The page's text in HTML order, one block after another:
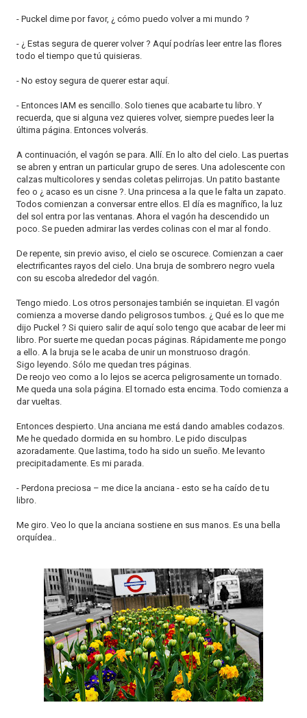
- Puckel dime por favor, ¿ cómo puedo volver a mi mundo ?
- ¿ Estas segura de querer volver ? Aquí podrías leer entre las flores
todo el tiempo que tú quisieras.
- No estoy segura de querer estar aquí.
- Entonces IAM es sencillo. Solo tienes que acabarte tu libro. Y
recuerda, que si alguna vez quieres volver, siempre puedes leer la
última página. Entonces volverás.
A continuación, el vagón se para. Allí. En lo alto del cielo. Las puertas
se abren y entran un particular grupo de seres. Una adolescente con
calzas multicolores y sendas coletas pelirrojas. Un patito bastante
feo o ¿ acaso es un cisne ?. Una princesa a la que le falta un zapato.
Todos comienzan a conversar entre ellos. El día es magnífico, la luz
del sol entra por las ventanas. Ahora el vagón ha descendido un
poco. Se pueden admirar las verdes colinas con el mar al fondo.
De repente, sin previo aviso, el cielo se oscurece. Comienzan a caer
electrificantes rayos del cielo. Una bruja de sombrero negro vuela
con su escoba alrededor del vagón.
Tengo miedo. Los otros personajes también se inquietan. El vagón
comienza a moverse dando peligrosos tumbos. ¿ Qué es lo que me
dijo Puckel ? Si quiero salir de aquí solo tengo que acabar de leer mi
libro. Por suerte me quedan pocas páginas. Rápidamente me pongo
a ello. A la bruja se le acaba de unir un monstruoso dragón.
Sigo leyendo. Sólo me quedan tres páginas.
De reojo veo como a lo lejos se acerca peligrosamente un tornado.
Me queda una sola página. El tornado esta encima. Todo comienza a
dar vueltas.
Entonces despierto. Una anciana me está dando amables codazos.
Me he quedado dormida en su hombro. Le pido disculpas
azoradamente. Que lastima, todo ha sido un sueño. Me levanto
precipitadamente. Es mi parada.
- Perdona preciosa – me dice la anciana - esto se ha caído de tu
libro.
Me giro. Veo lo que la anciana sostiene en sus manos. Es una bella
orquídea..